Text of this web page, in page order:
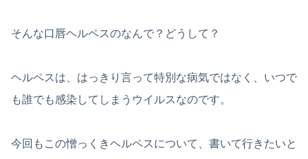
そんな口唇ヘルペスのなんで？どうして？
ヘルペスは、はっきり言って特別な病気ではなく、いつで
も誰でも感染してしまうウイルスなのです。
今回もこの憎っくきヘルペスについて、書いて行きたいと